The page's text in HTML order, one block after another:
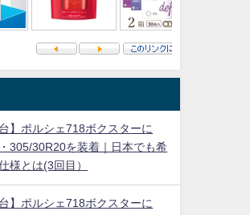
】ポルシェ718ボクスターに
305/30R20を装着｜日本でも希
様とは(3回目）
】ポルシェ718ボクスターに